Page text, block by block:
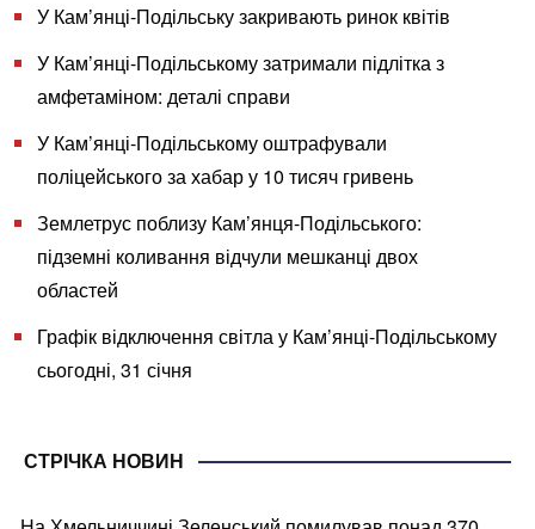
У Кам’янці-Подільську закривають ринок квітів
У Кам’янці-Подільському затримали підлітка з
амфетаміном: деталі справи
У Кам’янці-Подільському оштрафували
поліцейського за хабар у 10 тисяч гривень
Землетрус поблизу Кам’янця-Подільського:
підземні коливання відчули мешканці двох
областей
Графік відключення світла у Кам’янці-Подільському
сьогодні, 31 січня
СТРІЧКА НОВИН